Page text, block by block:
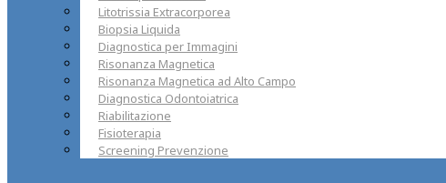
Litotrissia Extracorporea
Biopsia Liquida
Diagnostica per Immagini
Risonanza Magnetica
Risonanza Magnetica ad Alto Campo
Diagnostica Odontoiatrica
Riabilitazione
Fisioterapia
Screening Prevenzione